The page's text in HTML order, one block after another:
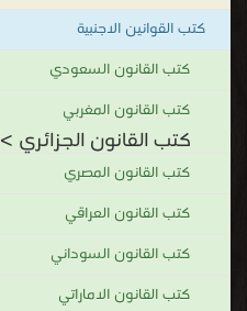
كتب القوانين الاجنبية
كتب القانون السعودي
كتب القانون المغربي
كتب القانون الجزائري >
كتب القانون المصري
كتب القانون العراقي
كتب القانون السوداني
كتب القانون الاماراتي